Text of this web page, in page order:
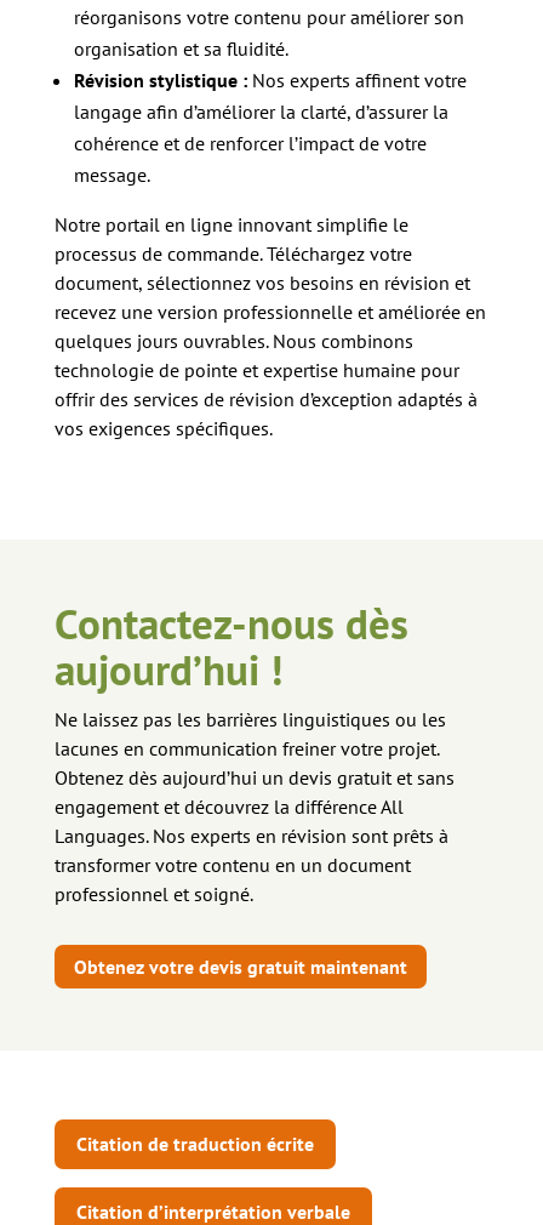
réorganisons votre contenu pour améliorer son
organisation et sa fluidité.
Révision stylistique :Nos experts affinent votre
langage afin d’améliorer la clarté, d’assurer la
cohérence et de renforcer l’impact de votre
message.
Notre portail en ligne innovant simplifie le
processus de commande. Téléchargez votre
document, sélectionnez vos besoins en révision et
recevez une version professionnelle et améliorée en
quelques jours ouvrables. Nous combinons
technologie de pointe et expertise humaine pour
offrir des services de révision d’exception adaptés à
vos exigences spécifiques.
Contactez-nous dès
aujourd’hui !
Ne laissez pas les barrières linguistiques ou les
lacunes en communication freiner votre projet.
Obtenez dès aujourd’hui un devis gratuit et sans
engagement et découvrez la différence All
Languages. Nos experts en révision sont prêts à
transformer votre contenu en un document
professionnel et soigné.
Obtenez votre devis gratuit maintenant
Citation de traduction écrite
Citation d’interprétation verbale